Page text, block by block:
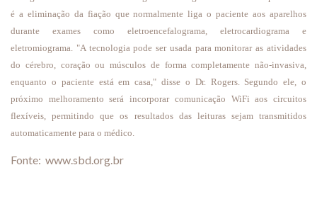
é a eliminação da fiação que normalmente liga o paciente aos aparelhos
durante exames como eletroencefalograma, eletrocardiograma e
eletromiograma. "A tecnologia pode ser usada para monitorar as atividades
do cérebro, coração ou músculos de forma completamente não-invasiva,
enquanto o paciente está em casa," disse o Dr. Rogers. Segundo ele, o
próximo melhoramento será incorporar comunicação WiFi aos circuitos
flexíveis, permitindo que os resultados das leituras sejam transmitidos
automaticamente para o médico.
Fonte: www.sbd.org.br